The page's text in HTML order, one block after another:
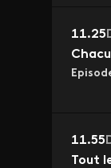
11.25
11.55
Tout